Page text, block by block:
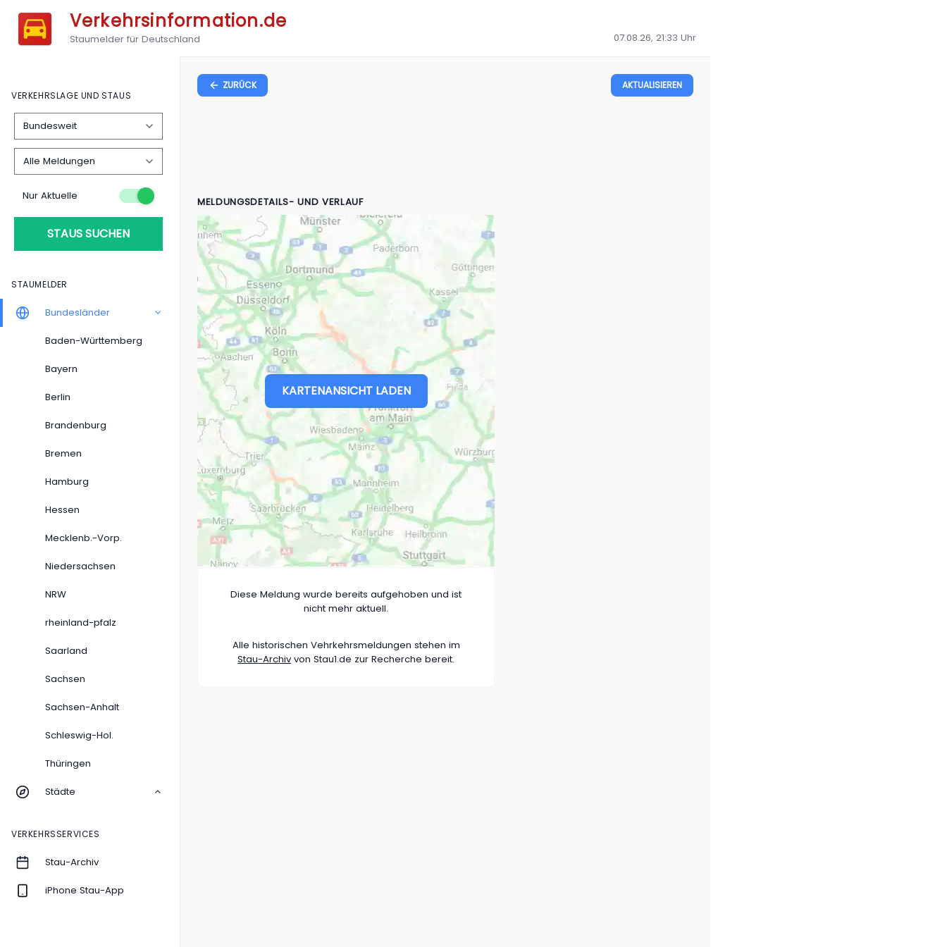
Verkehrsinformation.de
Staumelder für Deutschland 07.08.26, 21:33 Uhr
VERKEHRSLAGE UND STAUS
Nur Aktuelle
STAUS SUCHEN
STAUMELDER
Bundesländer
Baden-Württemberg
Bayern
Berlin
Brandenburg
Bremen
Hamburg
Hessen
Mecklenb.-Vorp.
Niedersachsen
NRW
rheinland-pfalz
Saarland
Sachsen
Sachsen-Anhalt
Schleswig-Hol.
Thüringen
Städte
VERKEHRSSERVICES
Stau-Archiv
iPhone Stau-App
ZURÜCK AKTUALISIEREN
MELDUNGSDETAILS- UND VERLAUF
KARTENANSICHT LADEN
Diese Meldung wurde bereits aufgehoben und ist
nicht mehr aktuell.
Alle historischen Vehrkehrsmeldungen stehen im
Stau-Archiv von Stau1.de zur Recherche bereit.